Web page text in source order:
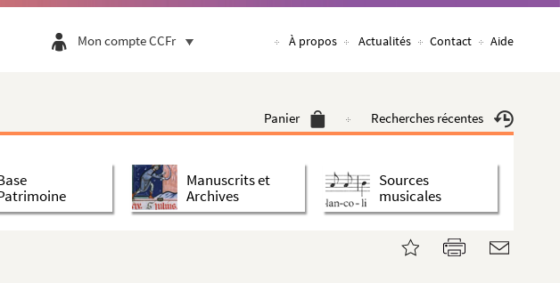
Mon compte CCFr À propos Actualités Contact Aide
Panier Recherches récentes
Manuscrits et
Archives
Sources
musicales